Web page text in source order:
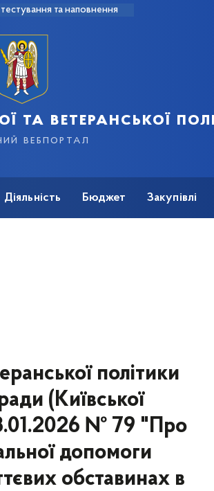
та наповнення
та ветеранської
вебпортал
Діяльність Бюджет Закупівлі
політики
(Київської
№ 79 "Про
допомоги
обставинах в